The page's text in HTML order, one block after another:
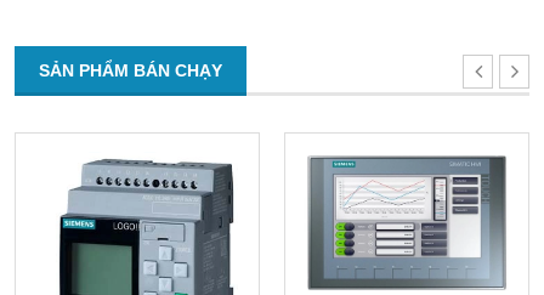
SẢN PHẨM BÁN CHẠY